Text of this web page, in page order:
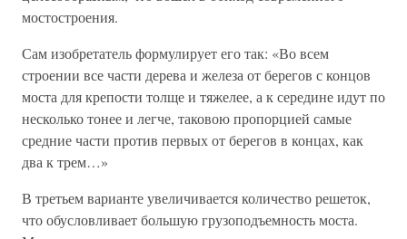
мостостроения.
Сам изобретатель формулирует его так: «Во всем
строении все части дерева и железа от берегов с концов
моста для крепости толще и тяжелее, а к середине идут по
несколько тонее и легче, таковою пропорцией самые
средние части против первых от берегов в концах, как
два к трем…»
В третьем варианте увеличивается количество решеток,
что обусловливает большую грузоподъемность моста.